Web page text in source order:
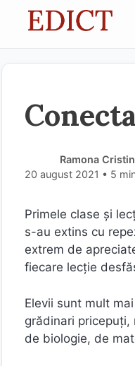
Ramona
20 august 2021 • 5
Primele clase și
s-au extins cu
extrem de
fiecare lecție
Elevii sunt mult
grădinari
de biologie, de